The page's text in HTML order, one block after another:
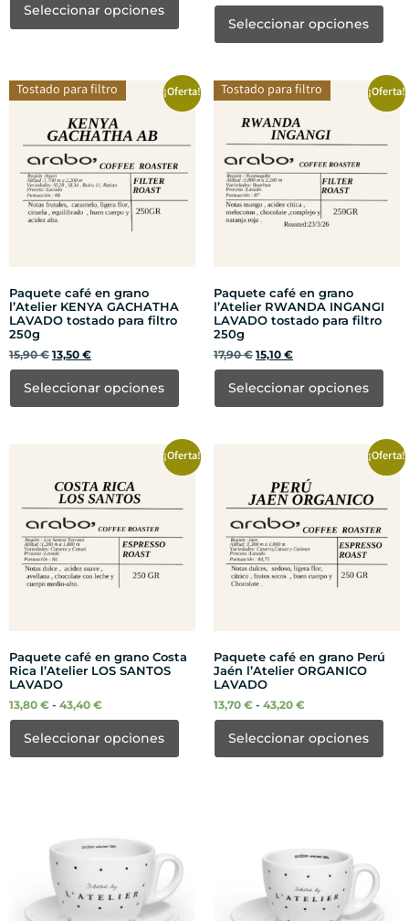
Seleccionar opciones
Seleccionar opciones
¡Oferta!
Tostado para filtro
Paquete café en grano
l’Atelier KENYA GACHATHA
LAVADO tostado para filtro
250g
15,90€ 13,50 €
Seleccionar opciones
¡Oferta!
Tostado para filtro
Paquete café en grano
l’Atelier RWANDA INGANGI
LAVADO tostado para filtro
250g
17,90€ 15,10 €
Seleccionar opciones
¡Oferta!
Paquete café en grano Costa
Rica l’Atelier LOS SANTOS
LAVADO
13,80 € - 43,40 €
Seleccionar opciones
¡Oferta!
Paquete café en grano Perú
Jaén l’Atelier ORGANICO
LAVADO
13,70 € - 43,20 €
Seleccionar opciones